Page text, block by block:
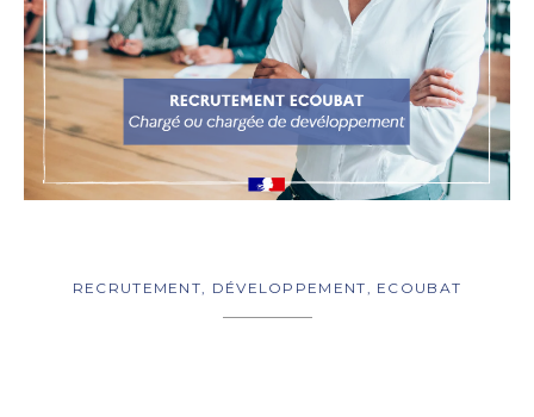
RECRUTEMENT, DÉVELOPPEMENT, ECOUBAT